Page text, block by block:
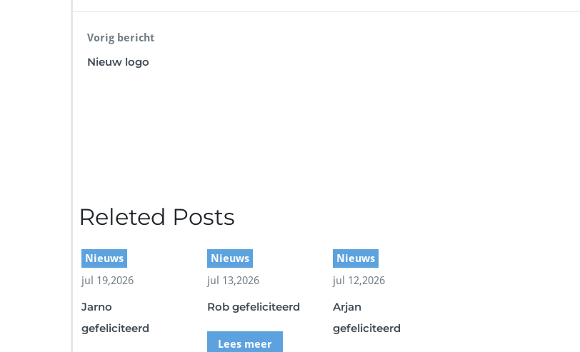
Vorig bericht
Nieuw logo
Releted Posts
Nieuws
jul 19,2026
Jarno
gefeliciteerd
Nieuws
jul 13,2026
Rob gefeliciteerd
Lees meer
Nieuws
jul 12,2026
Arjan
gefeliciteerd